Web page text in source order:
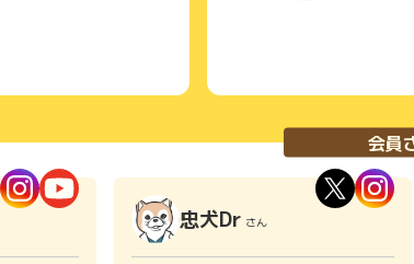
、中でもさとふるはお気に入りです。 ホームページのサ
ので気に入っています。 ホームページのマイページでは、
分で計算しなくても済むため便利ですね。 また口コミも沢
ります。返礼品で失敗したくない人は口コミを参考にする
会員
忠犬Dr さん